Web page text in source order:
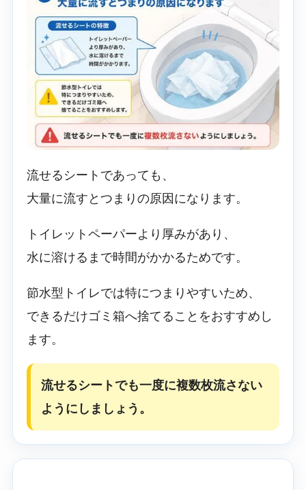
流せるシートであっても、
大量に流すとつまりの原因になります。
トイレットペーパーより厚みがあり、
水に溶けるまで時間がかかるためです。
節水型トイレでは特につまりやすいため、
できるだけゴミ箱へ捨てることをおすすめし
ます。
流せるシートでも一度に複数枚流さない
ようにしましょう。